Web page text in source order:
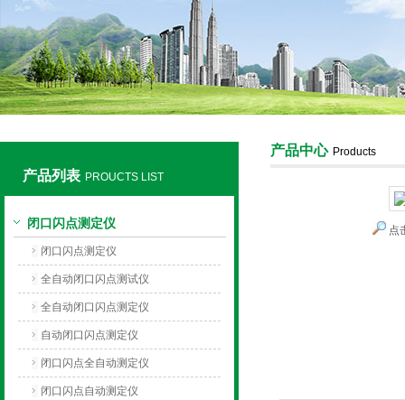
产品列表 PROUCTS LIST
闭口闪点测定仪
闭口闪点测定仪
全自动闭口闪点测试仪
全自动闭口闪点测定仪
自动闭口闪点测定仪
闭口闪点全自动测定仪
闭口闪点自动测定仪
产品中心 Products
点